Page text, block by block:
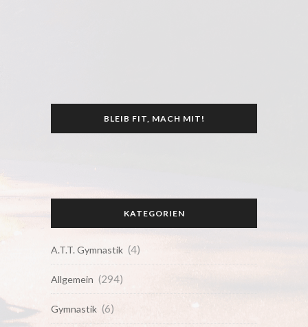
BLEIB FIT, MACH MIT!
KATEGORIEN
A.T.T. Gymnastik (4)
Allgemein (294)
Gymnastik (6)